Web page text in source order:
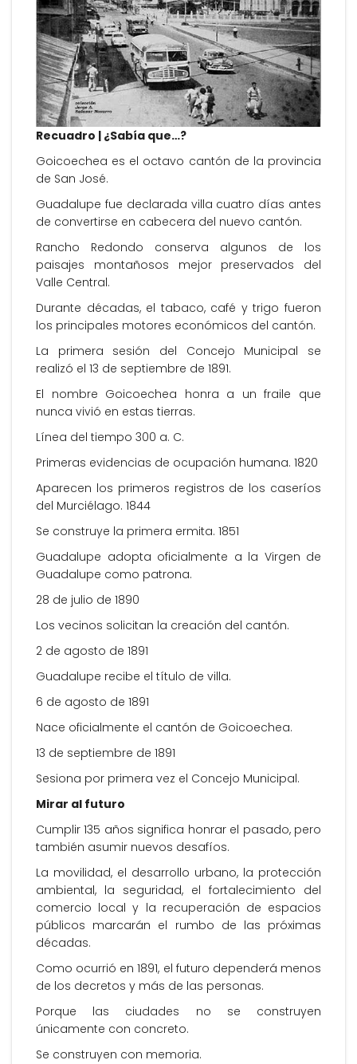
Recuadro | ¿Sabía que…?
Goicoechea es el octavo cantón de la provincia
de San José.
Guadalupe fue declarada villa cuatro días antes
de convertirse en cabecera del nuevo cantón.
Rancho Redondo conserva algunos de los
paisajes montañosos mejor preservados del
Valle Central.
Durante décadas, el tabaco, café y trigo fueron
los principales motores económicos del cantón.
La primera sesión del Concejo Municipal se
realizó el 13 de septiembre de 1891.
El nombre Goicoechea honra a un fraile que
nunca vivió en estas tierras.
Línea del tiempo 300 a. C.
Primeras evidencias de ocupación humana. 1820
Aparecen los primeros registros de los caseríos
del Murciélago. 1844
Se construye la primera ermita. 1851
Guadalupe adopta oficialmente a la Virgen de
Guadalupe como patrona.
28 de julio de 1890
Los vecinos solicitan la creación del cantón.
2 de agosto de 1891
Guadalupe recibe el título de villa.
6 de agosto de 1891
Nace oficialmente el cantón de Goicoechea.
13 de septiembre de 1891
Sesiona por primera vez el Concejo Municipal.
Mirar al futuro
Cumplir 135 años significa honrar el pasado, pero
también asumir nuevos desafíos.
La movilidad, el desarrollo urbano, la protección
ambiental, la seguridad, el fortalecimiento del
comercio local y la recuperación de espacios
públicos marcarán el rumbo de las próximas
décadas.
Como ocurrió en 1891, el futuro dependerá menos
de los decretos y más de las personas.
Porque las ciudades no se construyen
únicamente con concreto.
Se construyen con memoria.